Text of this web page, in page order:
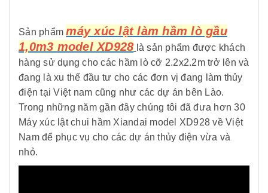
Sản phẩmmáy xúc lật làm hầm lò gầu
1,0m3 model XD928 là sản phẩm được khách
hàng sử dụng cho các hầm lò cỡ 2.2x2.2m trở lên và
đang là xu thế đầu tư cho các đơn vị đang làm thủy
điện tại Việt nam cũng như các dự án bên Lào.
Trong những năm gần đây chúng tôi đã đưa hơn 30
Máy xúc lật chui hầm Xiandai model XD928 về Việt
Nam để phục vụ cho các dự án thủy điện vừa và
nhỏ.